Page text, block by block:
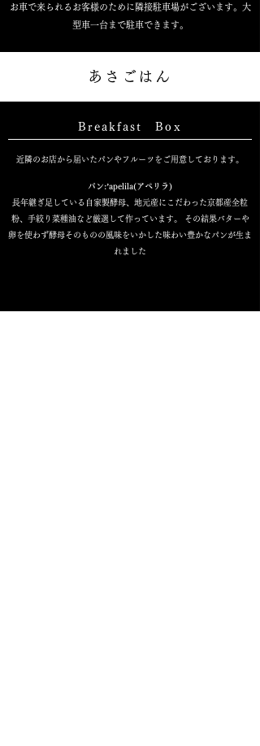
お車で来られるお客様のために隣接駐車場がございます。大
型車一台まで駐車できます。
あさごはん
Breakfast Box
近隣のお店から届いたパンやフルーツをご用意しております。
パン:ʼapelila(アペリラ)
長年継ぎ足している自家製酵母、地元産にこだわった京都産全粒
粉、手絞り菜種油など厳選して作っています。 その結果バターや
卵を使わず酵母そのものの風味をいかした味わい豊かなパンが生ま
れました